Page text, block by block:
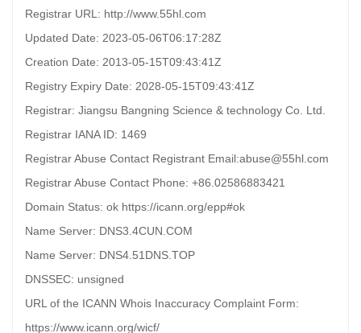
Registrar URL: http://www.55hl.com
Updated Date: 2023-05-06T06:17:28Z
Creation Date: 2013-05-15T09:43:41Z
Registry Expiry Date: 2028-05-15T09:43:41Z
Registrar: Jiangsu Bangning Science & technology Co. Ltd.
Registrar IANA ID: 1469
Registrar Abuse Contact Registrant Email:abuse@55hl.com
Registrar Abuse Contact Phone: +86.02586883421
Domain Status: ok https://icann.org/epp#ok
Name Server: DNS3.4CUN.COM
Name Server: DNS4.51DNS.TOP
DNSSEC: unsigned
URL of the ICANN Whois Inaccuracy Complaint Form:
https://www.icann.org/wicf/